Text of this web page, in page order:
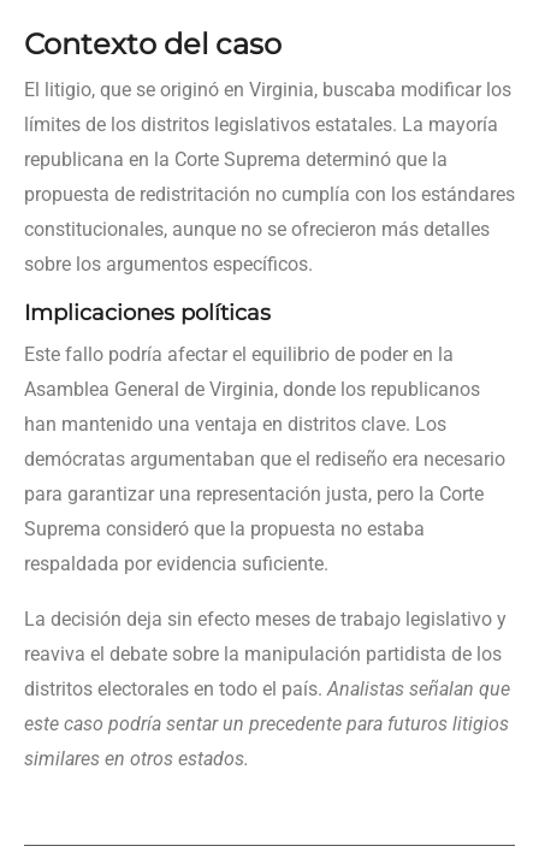
Contexto del caso
El litigio, que se originó en Virginia, buscaba modificar los
límites de los distritos legislativos estatales. La mayoría
republicana en la Corte Suprema determinó que la
propuesta de redistritación no cumplía con los estándares
constitucionales, aunque no se ofrecieron más detalles
sobre los argumentos específicos.
Implicaciones políticas
Este fallo podría afectar el equilibrio de poder en la
Asamblea General de Virginia, donde los republicanos
han mantenido una ventaja en distritos clave. Los
demócratas argumentaban que el rediseño era necesario
para garantizar una representación justa, pero la Corte
Suprema consideró que la propuesta no estaba
respaldada por evidencia suficiente.
La decisión deja sin efecto meses de trabajo legislativo y
reaviva el debate sobre la manipulación partidista de los
distritos electorales en todo el país.Analistas señalan que
este caso podría sentar un precedente para futuros litigios
similares en otros estados.